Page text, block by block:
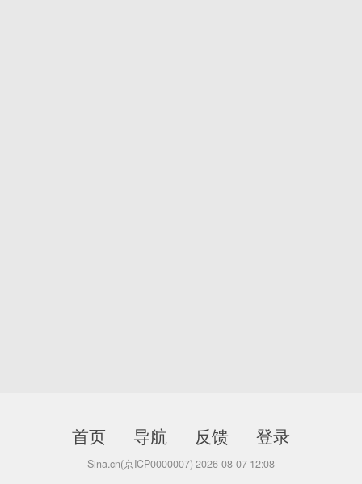
首页 导航 反馈 登录
Sina.cn(京ICP0000007) 2026-08-07 12:08